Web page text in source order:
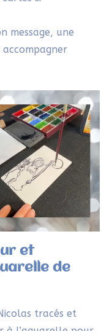
épuré, fidèle à
grâce à la
légèrement
qu’il semble se
un élément
ou un jouet pour
de la mousse
une petite
:pourquoi
doré pour
personnage ?